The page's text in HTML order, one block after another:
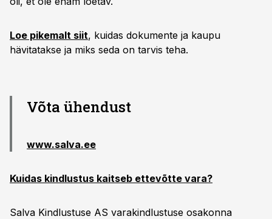
Loe pikemalt siit, kuidas dokumente ja kaupu
hävitatakse ja miks seda on tarvis teha.
Võta ühendust
www.salva.ee
Kuidas kindlustus kaitseb ettevõtte vara?
Salva Kindlustuse AS varakindlustuse osakonna